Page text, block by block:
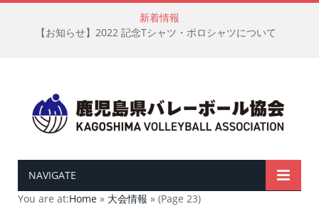
新着情報
【お知らせ】2022 記念Tシャツ・ポロシャツについて
NAVIGATE
You are at:Home » 大会情報 » (Page 23)